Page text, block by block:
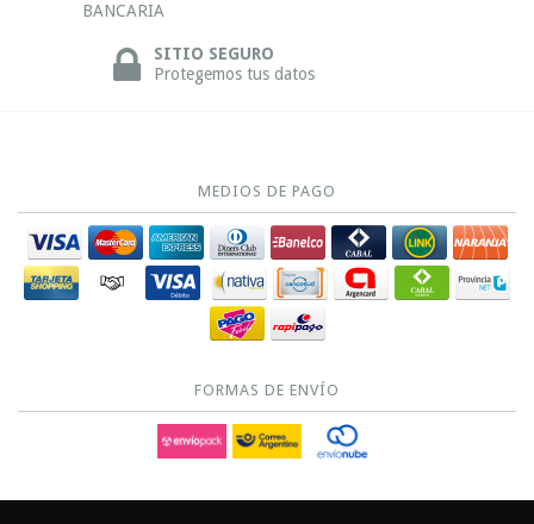
BANCARIA
SITIO SEGURO
Protegemos tus datos
MEDIOS DE PAGO
FORMAS DE ENVÍO